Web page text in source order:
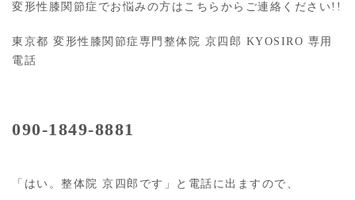
変形性膝関節症でお悩みの方はこちらからご連絡ください!!
東京都 変形性膝関節症専門整体院 京四郎 KYOSIRO 専用
電話
090-1849-8881
「はい。整体院 京四郎です」と電話に出ますので、